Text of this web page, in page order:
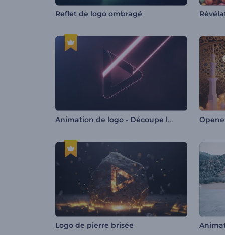
Reflet de logo ombragé
Animation de logo - Découpe laser au néon
Logo de pierre brisée